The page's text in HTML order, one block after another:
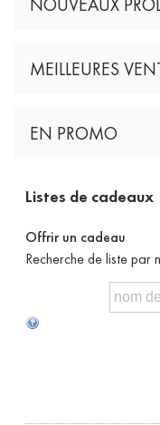
MEILLEURES
EN PROMO
Listes de cadeaux
Offrir un cadeau
Recherche de liste par